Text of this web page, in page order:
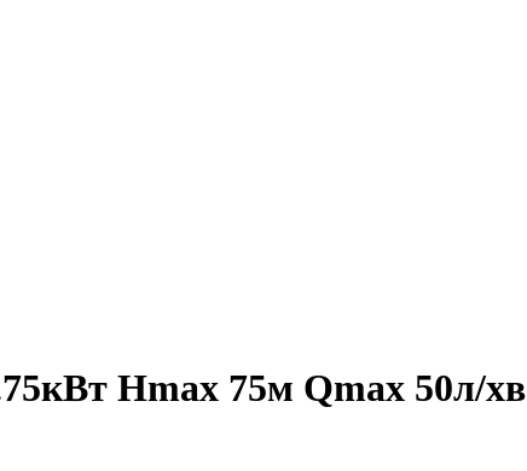
Hmax 75м Qmax 50л/хв